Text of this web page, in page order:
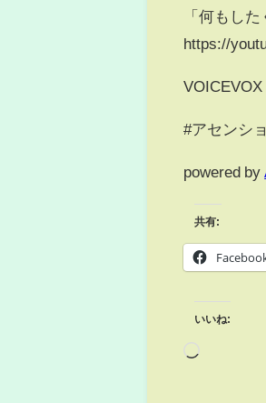
「何もし
https://
VOICEVOX
#アセンシ
powered by
共有:
いいね: